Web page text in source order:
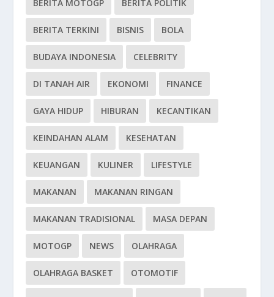
BERITA MOTOGP BERITA POLITIK
BERITA TERKINI BISNIS BOLA
BUDAYA INDONESIA CELEBRITY
DI TANAH AIR EKONOMI FINANCE
GAYA HIDUP HIBURAN KECANTIKAN
KEINDAHAN ALAM KESEHATAN
KEUANGAN KULINER LIFESTYLE
MAKANAN MAKANAN RINGAN
MAKANAN TRADISIONAL MASA DEPAN
MOTOGP NEWS OLAHRAGA
OLAHRAGA BASKET OTOMOTIF